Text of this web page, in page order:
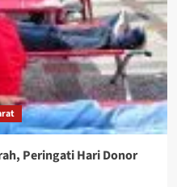
Peringati Hari Donor